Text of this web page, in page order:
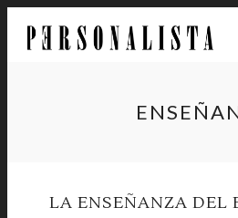
LA ENSEÑANZA DEL